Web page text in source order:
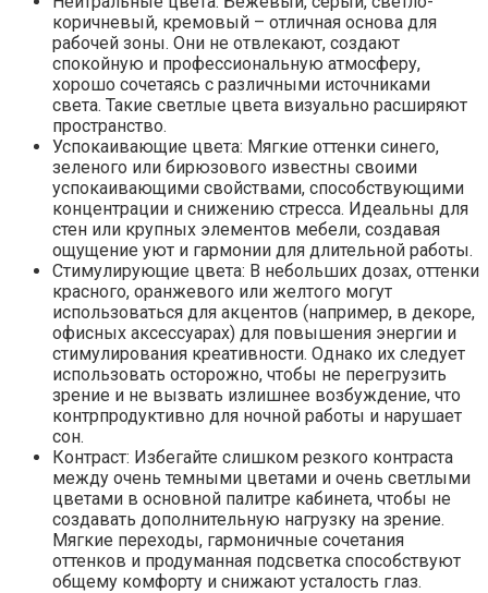
коричневый, кремовый – отличная основа для
рабочей зоны. Они не отвлекают, создают
спокойную и профессиональную атмосферу,
хорошо сочетаясь с различными источниками
света. Такие светлые цвета визуально расширяют
пространство.
Успокаивающие цвета: Мягкие оттенки синего,
зеленого или бирюзового известны своими
успокаивающими свойствами, способствующими
концентрации и снижению стресса. Идеальны для
стен или крупных элементов мебели, создавая
ощущение уют и гармонии для длительной работы.
Стимулирующие цвета: В небольших дозах, оттенки
красного, оранжевого или желтого могут
использоваться для акцентов (например, в декоре,
офисных аксессуарах) для повышения энергии и
стимулирования креативности. Однако их следует
использовать осторожно, чтобы не перегрузить
зрение и не вызвать излишнее возбуждение, что
контрпродуктивно для ночной работы и нарушает
сон.
Контраст: Избегайте слишком резкого контраста
между очень темными цветами и очень светлыми
цветами в основной палитре кабинета, чтобы не
создавать дополнительную нагрузку на зрение.
Мягкие переходы, гармоничные сочетания
оттенков и продуманная подсветка способствуют
общему комфорту и снижают усталость глаз.